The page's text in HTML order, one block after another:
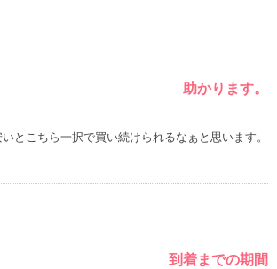
助かります。
とこちら一択で買い続けられるなぁと思います。
到着までの期間